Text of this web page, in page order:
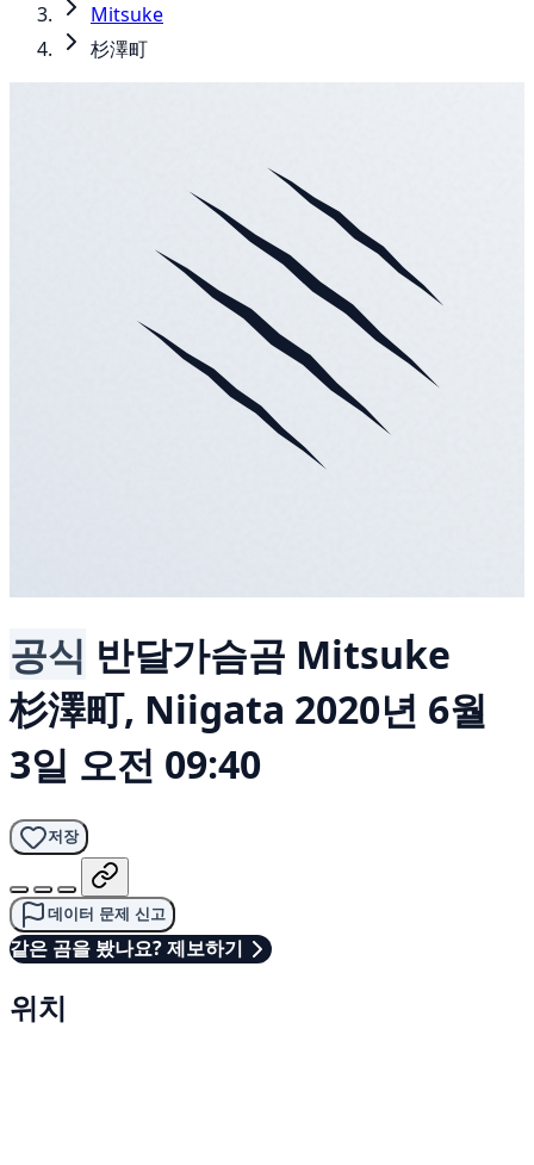
Mitsuke
杉澤町
공식 반달가슴곰 Mitsuke
杉澤町, Niigata 2020년 6월
3일 오전 09:40
저장
데이터 문제 신고
같은 곰을 봤나요? 제보하기
위치